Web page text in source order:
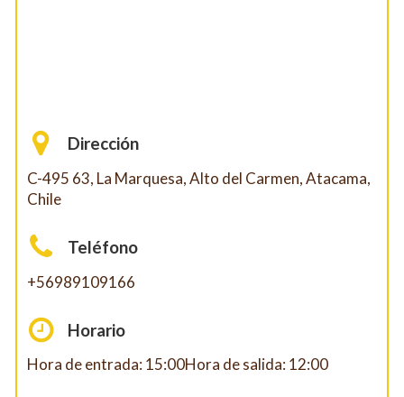
Dirección
C-495 63, La Marquesa, Alto del Carmen, Atacama,
Chile
Teléfono
+56989109166
Horario
Hora de entrada: 15:00Hora de salida: 12:00